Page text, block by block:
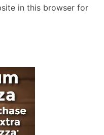
in this browser for